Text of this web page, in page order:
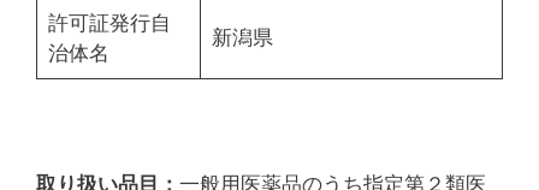
許可証発行自
治体名
新潟県
取り扱い品目： 一般用医薬品のうち指定第２類医